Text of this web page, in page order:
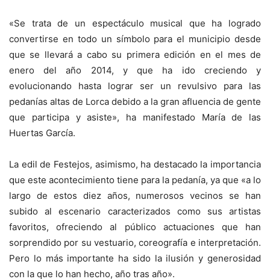
«Se trata de un espectáculo musical que ha logrado
convertirse en todo un símbolo para el municipio desde
que se llevará a cabo su primera edición en el mes de
enero del año 2014, y que ha ido creciendo y
evolucionando hasta lograr ser un revulsivo para las
pedanías altas de Lorca debido a la gran afluencia de gente
que participa y asiste», ha manifestado María de las
Huertas García.
La edil de Festejos, asimismo, ha destacado la importancia
que este acontecimiento tiene para la pedanía, ya que «a lo
largo de estos diez años, numerosos vecinos se han
subido al escenario caracterizados como sus artistas
favoritos, ofreciendo al público actuaciones que han
sorprendido por su vestuario, coreografía e interpretación.
Pero lo más importante ha sido la ilusión y generosidad
con la que lo han hecho, año tras año».